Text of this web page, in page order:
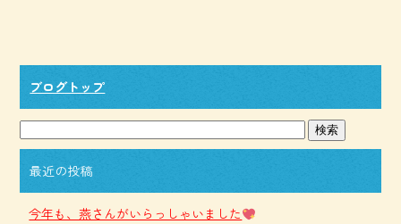
ブログトップ
最近の投稿
今年も、燕さんがいらっしゃいました